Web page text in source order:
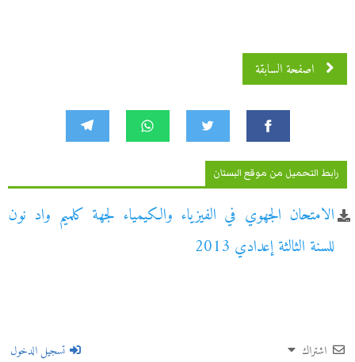
اصفحة السابقة
رابط التحميل من موقع البستان
الامتحان الجهوي في الفيزياء والكيمياء لجهة كلميم واد نون
للسنة الثالثة إعدادي 2013
اشتراك تسجيل الدخول